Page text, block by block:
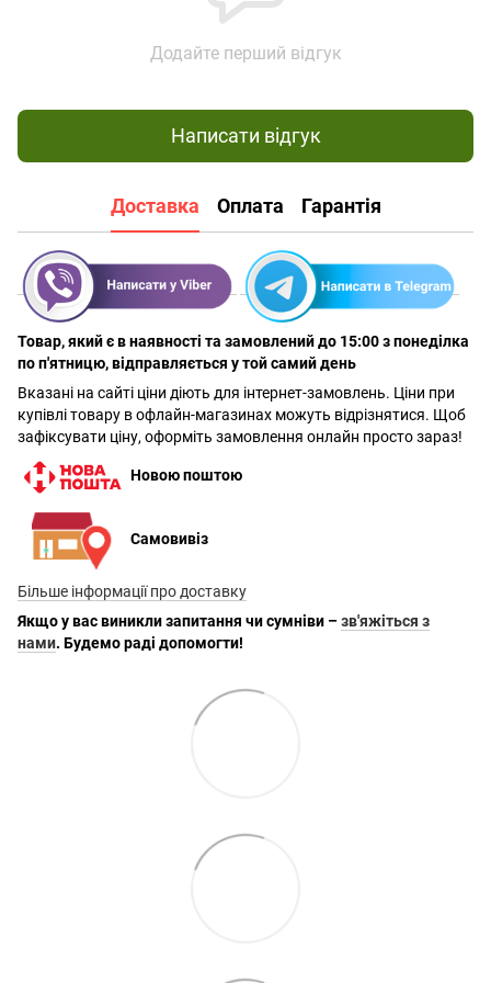
Додайте перший відгук
Написати відгук
Доставка Оплата Гарантія
Товар, який є в наявності та замовлений до 15:00 з понеділка
по п'ятницю, відправляється у той самий день
Вказані на сайті ціни діють для інтернет-замовлень. Ціни при
купівлі товару в офлайн-магазинах можуть відрізнятися. Щоб
зафіксувати ціну, оформіть замовлення онлайн просто зараз!
Новою поштою
Самовивіз
Більше інформації про доставку
Якщо у вас виникли запитання чи сумніви –зв'яжіться з
нами. Будемо раді допомогти!